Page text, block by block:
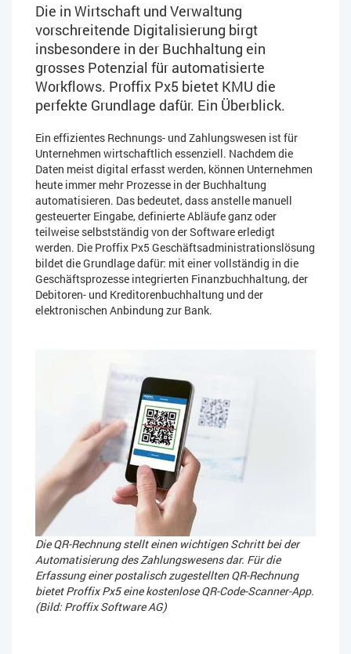
Die in Wirtschaft und Verwaltung
vorschreitende Digitalisierung birgt
insbesondere in der Buchhaltung ein
grosses Potenzial für automatisierte
Workflows. Proffix Px5 bietet KMU die
perfekte Grundlage dafür. Ein Überblick.
Ein effizientes Rechnungs- und Zahlungswesen ist für
Unternehmen wirtschaftlich essenziell. Nachdem die
Daten meist digital erfasst werden, können Unternehmen
heute immer mehr Prozesse in der Buchhaltung
automatisieren. Das bedeutet, dass anstelle manuell
gesteuerter Eingabe, definierte Abläufe ganz oder
teilweise selbstständig von der Software erledigt
werden. Die Proffix Px5 Geschäftsadministrationslösung
bildet die Grundlage dafür: mit einer vollständig in die
Geschäftsprozesse integrierten Finanzbuchhaltung, der
Debitoren- und Kreditorenbuchhaltung und der
elektronischen Anbindung zur Bank.
Die QR-Rechnung stellt einen wichtigen Schritt bei der
Automatisierung des Zahlungswesens dar. Für die
Erfassung einer postalisch zugestellten QR-Rechnung
bietet Proffix Px5 eine kostenlose QR-Code-Scanner-App.
(Bild: Proffix Software AG)